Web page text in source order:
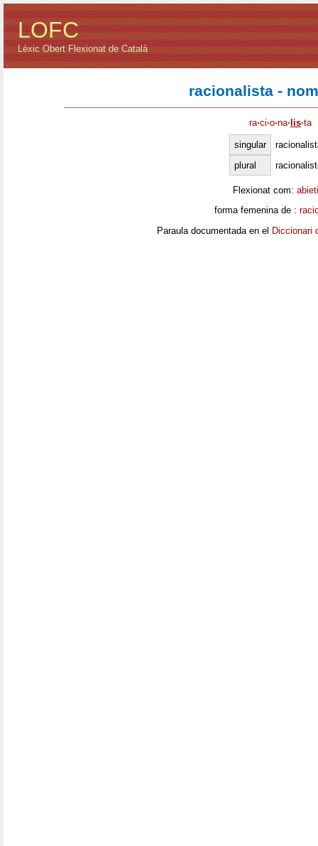
LOFC
Lèxic Obert Flexionat de Català
racionalista -
ra·ci·o·na· lis·ta
singular
plural
Flexionat com:
forma femenina de :
Paraula documentada en el Diccionari